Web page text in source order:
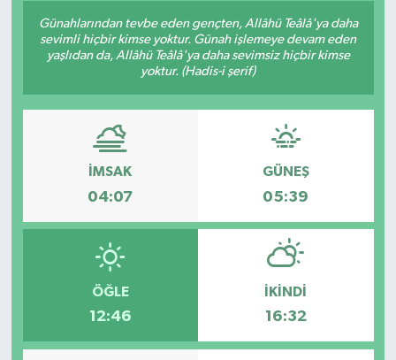
Günahlarından tevbe eden gençten, Allâhü Teâlâ'ya daha
sevimli hiçbir kimse yoktur. Günah işlemeye devam eden
yaşlıdan da, Allâhü Teâlâ'ya daha sevimsiz hiçbir kimse
yoktur. (Hadis-i şerif)
İMSAK
04:07
GÜNEŞ
05:39
ÖĞLE
12:46
İKINDI
16:32